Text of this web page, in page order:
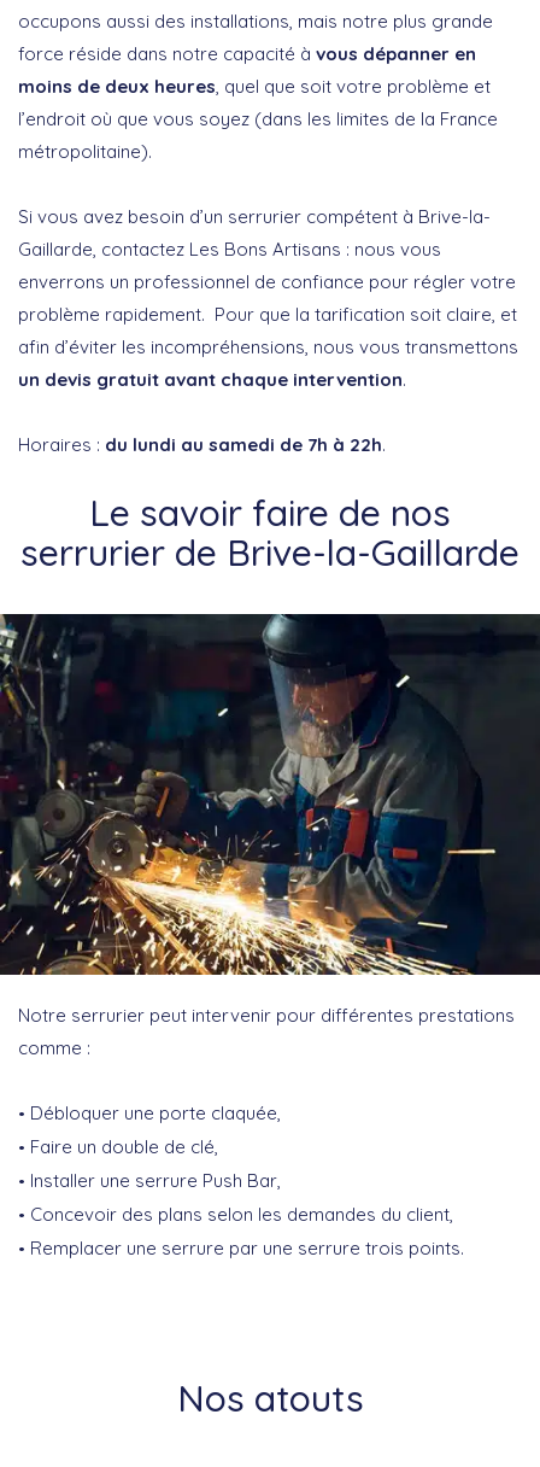
occupons aussi des installations, mais notre plus grande
force réside dans notre capacité à vous dépanner en
moins de deux heures, quel que soit votre problème et
l’endroit où que vous soyez (dans les limites de la France
métropolitaine).
Si vous avez besoin d’un serrurier compétent à Brive-la-
Gaillarde, contactez Les Bons Artisans : nous vous
enverrons un professionnel de confiance pour régler votre
problème rapidement. Pour que la tarification soit claire, et
afin d’éviter les incompréhensions, nous vous transmettons
un devis gratuit avant chaque intervention.
Horaires : du lundi au samedi de 7h à 22h.
Le savoir faire de nos
serrurier de Brive-la-Gaillarde
Notre serrurier peut intervenir pour différentes prestations
comme :
Débloquer une porte claquée,
Faire un double de clé,
Installer une serrure Push Bar,
Concevoir des plans selon les demandes du client,
Remplacer une serrure par une serrure trois points.
Nos atouts